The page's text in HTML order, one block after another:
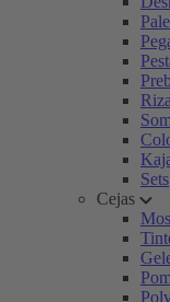
Sets
Cejas